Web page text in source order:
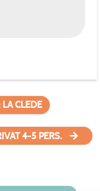
LA CLEDE
4-5 PERS.